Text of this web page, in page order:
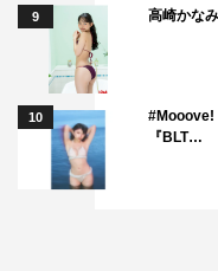
9 高崎かな
10
#Mooove!
『BLT…